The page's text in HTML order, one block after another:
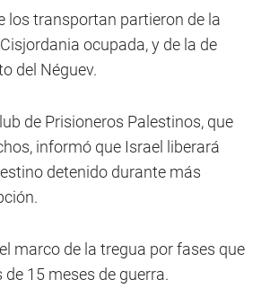
los transportan partieron de la
ocupada, y de la de
del Néguev.
de Prisioneros Palestinos, que
informó que Israel liberará
detenido durante más
marco de la tregua por fases que
15 meses de guerra.